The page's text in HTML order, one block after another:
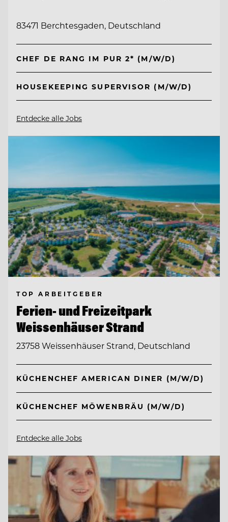
83471 Berchtesgaden, Deutschland
CHEF DE RANG IM PUR 2* (M/W/D)
HOUSEKEEPING SUPERVISOR (M/W/D)
Entdecke alle Jobs
TOP ARBEITGEBER
Ferien- und Freizeitpark
Weissenhäuser Strand
23758 Weissenhäuser Strand, Deutschland
KÜCHENCHEF AMERICAN DINER (M/W/D)
KÜCHENCHEF MÖWENBRÄU (M/W/D)
Entdecke alle Jobs